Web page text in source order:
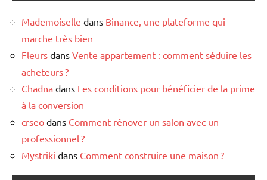
Mademoiselle dans Binance, une plateforme qui
marche très bien
Fleurs dans Vente appartement : comment séduire les
acheteurs ?
Chadna dans Les conditions pour bénéficier de la prime
à la conversion
crseo dans Comment rénover un salon avec un
professionnel ?
Mystriki dans Comment construire une maison ?